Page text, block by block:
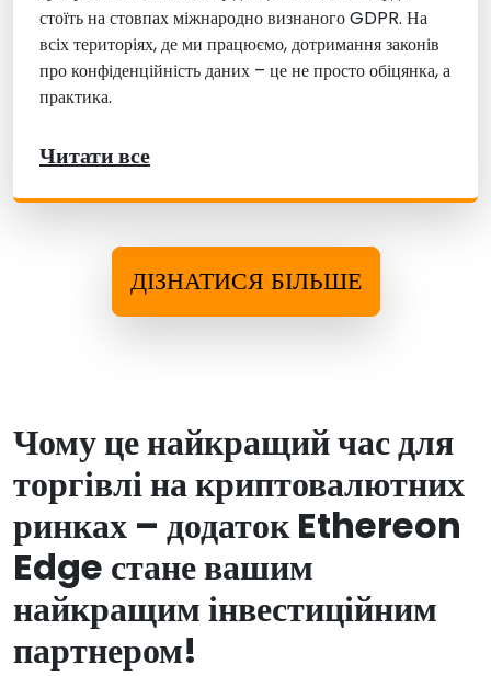
стоїть на стовпах міжнародно визнаного GDPR. На
всіх територіях, де ми працюємо, дотримання законів
про конфіденційність даних – це не просто обіцянка, а
практика.
Читати все
ДІЗНАТИСЯ БІЛЬШЕ
Чому це найкращий час для
торгівлі на криптовалютних
ринках – додаток Ethereon
Edge стане вашим
найкращим інвестиційним
партнером!